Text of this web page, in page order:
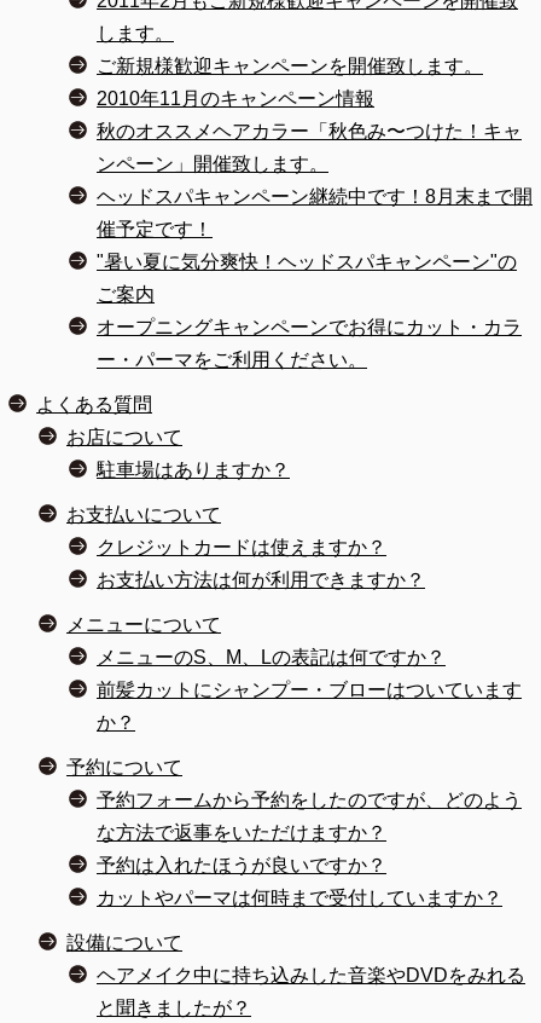
します。
ご新規様歓迎キャンペーンを開催致します。
2010年11月のキャンペーン情報
秋のオススメヘアカラー「秋色み〜つけた！キャ
ンペーン」開催致します。
ヘッドスパキャンペーン継続中です！8月末まで開
催予定です！
"暑い夏に気分爽快！ヘッドスパキャンペーン"の
ご案内
オープニングキャンペーンでお得にカット・カラ
ー・パーマをご利用ください。
よくある質問
お店について
駐車場はありますか？
お支払いについて
クレジットカードは使えますか？
お支払い方法は何が利用できますか？
メニューについて
メニューのS、M、Lの表記は何ですか？
前髪カットにシャンプー・ブローはついています
か？
予約について
予約フォームから予約をしたのですが、どのよう
な方法で返事をいただけますか？
予約は入れたほうが良いですか？
カットやパーマは何時まで受付していますか？
設備について
ヘアメイク中に持ち込みした音楽やDVDをみれる
と聞きましたが？